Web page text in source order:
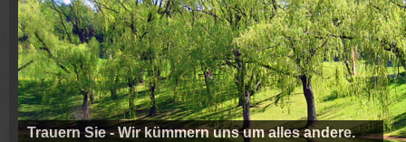
Trauern Sie - Wir kümmern uns um alles andere.